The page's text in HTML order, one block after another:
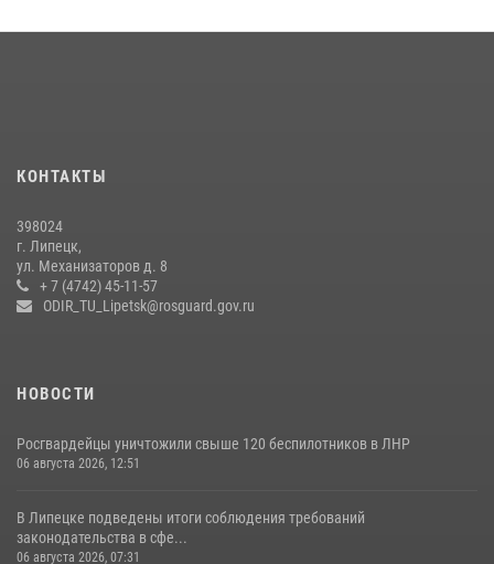
20 июля 2026, 12:22
Липецке
17 июля 2026, 12:26 5
КОНТАКТЫ
398024
г. Липецк,
ул. Механизаторов д. 8
+ 7 (4742) 45-11-57
ODIR_TU_Lipetsk@rosguard.gov.ru
НОВОСТИ
Росгвардейцы уничтожили свыше 120 беспилотников в ЛНР
06 августа 2026, 12:51
В Липецке подведены итоги соблюдения требований
законодательства в сфе...
06 августа 2026, 07:31